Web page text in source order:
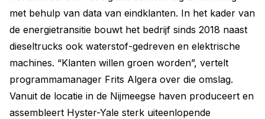
met behulp van data van eindklanten. In het kader van
de energietransitie bouwt het bedrijf sinds 2018 naast
dieseltrucks ook waterstof-gedreven en elektrische
machines. “Klanten willen groen worden”, vertelt
programmamanager Frits Algera over die omslag.
Vanuit de locatie in de Nijmeegse haven produceert en
assembleert Hyster-Yale sterk uiteenlopende